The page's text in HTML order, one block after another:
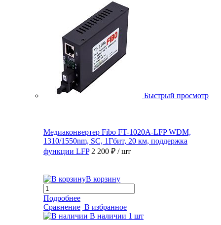
Быстрый просмотр
Медиаконвертер Fibo FT-1020A-LFP WDM,
1310/1550nm, SC, 1Гбит, 20 км, поддержка
функции LFP 2 200 ₽ / шт
В корзину
Подробнее
Сравнение В избранное
В наличии 1 шт